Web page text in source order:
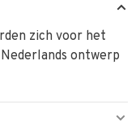
zich voor het
ontwerp